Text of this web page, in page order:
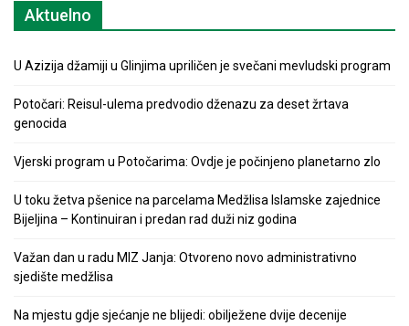
Aktuelno
U Azizija džamiji u Glinjima upriličen je svečani mevludski program
Potočari: Reisul-ulema predvodio dženazu za deset žrtava
genocida
Vjerski program u Potočarima: Ovdje je počinjeno planetarno zlo
U toku žetva pšenice na parcelama Medžlisa Islamske zajednice
Bijeljina – Kontinuiran i predan rad duži niz godina
Važan dan u radu MIZ Janja: Otvoreno novo administrativno
sjedište medžlisa
Na mjestu gdje sjećanje ne blijedi: obilježene dvije decenije